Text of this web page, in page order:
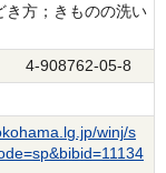
き方；きものの洗い
4-908762-05-8
winj/s